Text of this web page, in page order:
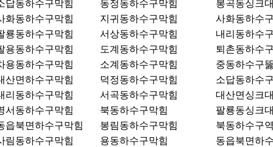
답동하수구막힘
동정동하수구막힘
봉곡동싱크
화동하수구막힘
지귀동하수구막힘
사화동하수
룡동하수구막힘
서상동하수구막힘
내리동하수
용동하수구막힘
도계동하수구막힘
퇴촌동하수
용동하수구막힘
소계동하수구막힘
중동하수구
산면하수구막힘
덕정동하수구막힘
소답동하수
리동하수구막힘
서곡동하수구막힘
대산면싱크
서동하수구막힘
북동하수구막힘
팔룡동싱크
읍북면하수구막힘
봉림동하수구막힘
북동하수구
림동하수구막힘
용동하수구막힘
동읍북면하